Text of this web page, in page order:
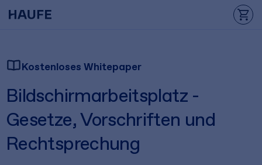
Kostenloses Whitepaper
Bildschirmarbeitsplatz -
Gesetze, Vorschriften und
Rechtsprechung